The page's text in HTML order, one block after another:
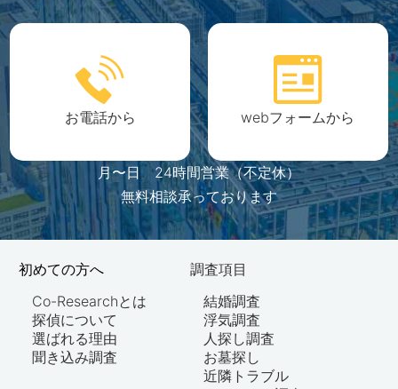
お電話から webフォームから
月〜日 24時間営業（不定休）
無料相談承っております
初めての方へ
Co-Researchとは
探偵について
選ばれる理由
聞き込み調査
調査項目
結婚調査
浮気調査
人探し調査
お墓探し
近隣トラブル